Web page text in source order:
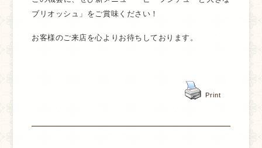
ブリオッシュ」をご賞味ください！
お客様のご来店を心よりお待ちしております。
Print